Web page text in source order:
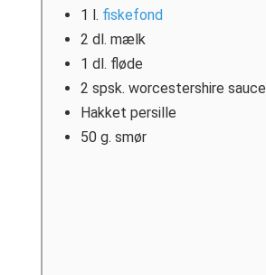
1 l. fiskefond
2 dl. mælk
1 dl. fløde
2 spsk. worcestershire sauce
Hakket persille
50 g. smør